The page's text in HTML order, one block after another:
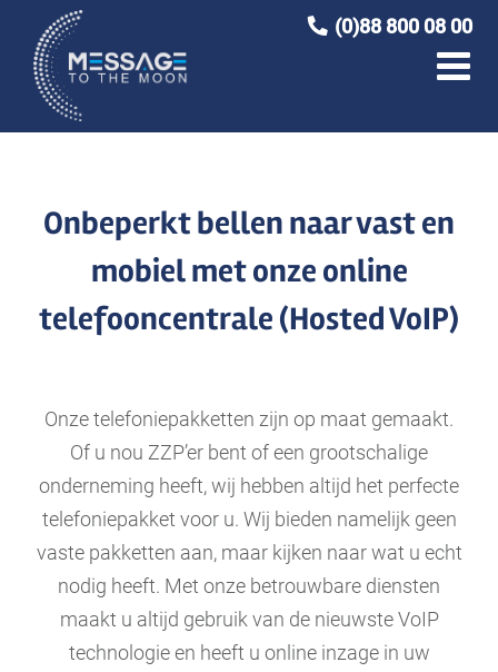
(0)88 800 08 00
naar
inhoud
Onbeperkt bellen naar vast en
mobiel met onze online
telefooncentrale (Hosted VoIP)
Onze telefoniepakketten zijn op maat gemaakt.
Of u nou ZZP’er bent of een grootschalige
onderneming heeft, wij hebben altijd het perfecte
telefoniepakket voor u. Wij bieden namelijk geen
vaste pakketten aan, maar kijken naar wat u echt
nodig heeft. Met onze betrouwbare diensten
maakt u altijd gebruik van de nieuwste VoIP
technologie en heeft u online inzage in uw